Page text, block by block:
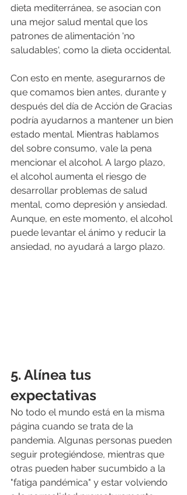
dieta mediterránea, se asocian con
una mejor salud mental que los
patrones de alimentación 'no
saludables', como la dieta occidental.
Con esto en mente, asegurarnos de
que comamos bien antes, durante y
después del día de Acción de Gracias
podría ayudarnos a mantener un bien
estado mental. Mientras hablamos
del sobre consumo, vale la pena
mencionar el alcohol. A largo plazo,
el alcohol aumenta el riesgo de
desarrollar problemas de salud
mental, como depresión y ansiedad.
Aunque, en este momento, el alcohol
puede levantar el ánimo y reducir la
ansiedad, no ayudará a largo plazo.
5. Alínea tus
expectativas
No todo el mundo está en la misma
página cuando se trata de la
pandemia. Algunas personas pueden
seguir protegiéndose, mientras que
otras pueden haber sucumbido a la
"fatiga pandémica" y estar volviendo